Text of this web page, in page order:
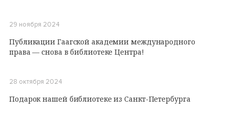
29 ноября 2024
Публикации Гаагской академии международного
права — снова в библиотеке Центра!
28 октября 2024
Подарок нашей библиотеке из Санкт-Петербурга